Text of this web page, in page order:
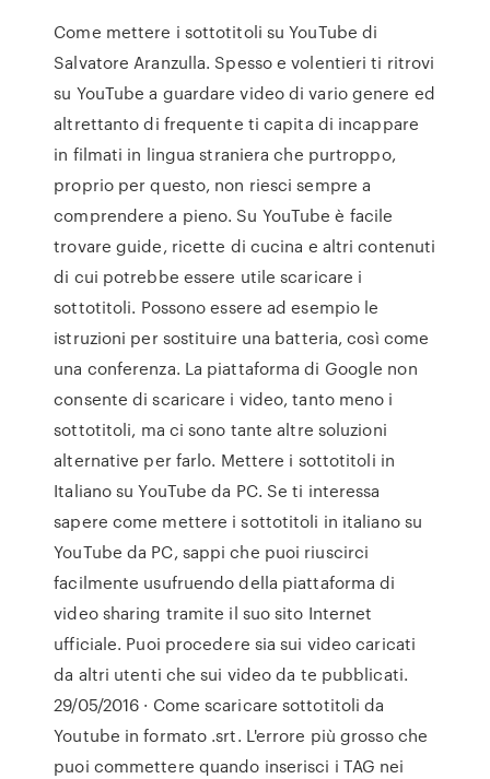
Come mettere i sottotitoli su YouTube di
Salvatore Aranzulla. Spesso e volentieri ti ritrovi
su YouTube a guardare video di vario genere ed
altrettanto di frequente ti capita di incappare
in filmati in lingua straniera che purtroppo,
proprio per questo, non riesci sempre a
comprendere a pieno. Su YouTube è facile
trovare guide, ricette di cucina e altri contenuti
di cui potrebbe essere utile scaricare i
sottotitoli. Possono essere ad esempio le
istruzioni per sostituire una batteria, così come
una conferenza. La piattaforma di Google non
consente di scaricare i video, tanto meno i
sottotitoli, ma ci sono tante altre soluzioni
alternative per farlo. Mettere i sottotitoli in
Italiano su YouTube da PC. Se ti interessa
sapere come mettere i sottotitoli in italiano su
YouTube da PC, sappi che puoi riuscirci
facilmente usufruendo della piattaforma di
video sharing tramite il suo sito Internet
ufficiale. Puoi procedere sia sui video caricati
da altri utenti che sui video da te pubblicati.
29/05/2016 · Come scaricare sottotitoli da
Youtube in formato .srt. L'errore più grosso che
puoi commettere quando inserisci i TAG nei